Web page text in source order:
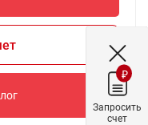
₽
Запросить
счет